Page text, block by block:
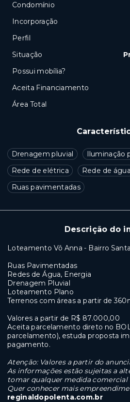
Drenagem pluvial
Iluminação
Rede de elétrica
Rede de água
Ruas pavimentadas
Descrição do
Loteamento Vô Anna - Bairro
Ruas Pavimentadas
Redes de Água, Energia
Drenagem Pluvial
Loteamento Plano
Terrenos com áreas a partir de
Valores a partir de R$ 87.000,00
Aceita parcelamento direto no
parcelamento), estuda proposta
pagamento.
Atenção: Valores a partir do
As informações estão sujeitas a
tomar qualquer medida comercial
Quer conhecer mais
reginaldopolenta.com.br
Condomínio
Incorporação
Perfil
Situação
Possui mobília?
Aceita Financiamento
Área Total